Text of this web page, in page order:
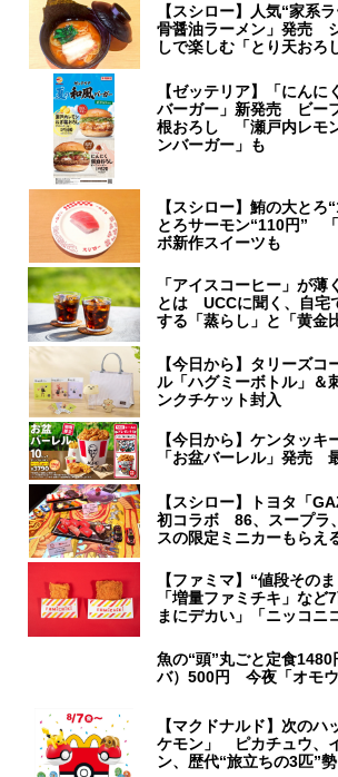
【スシロー】人気“家系
骨醤油ラーメン」発売
しで楽しむ「とり天おろ
【ゼッテリア】「にんに
バーガー」新発売 ビー
根おろし 「瀬戸内レモ
ンバーガー」も
【スシロー】鮪の大と
とろサーモン“110円”
ボ新作スイーツも
「アイスコーヒー」が薄
とは UCCに聞く、自宅
する「蒸らし」と「黄金
【今日から】タリーズ
ル「ハグミーボトル」＆
ンクチケット封入
【今日から】ケンタッ
「お盆バーレル」発売
【スシロー】トヨタ「
初コラボ 86、スープラ
スの限定ミニカーもらえ
【ファミマ】“値段その
「増量ファミチキ」など
まにデカい」「ニッコニ
魚の“頭”丸ごと定食
バ）500円 今夜「オモ
【マクドナルド】次の
ケモン」 ピカチュウ、
ン、歴代“旅立ちの3匹”